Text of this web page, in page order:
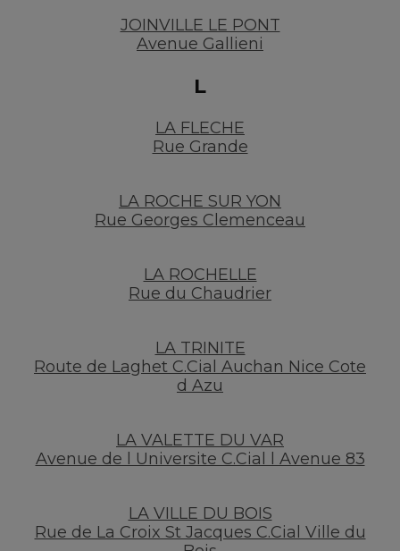
JOINVILLE LE PONT
Avenue Gallieni
L
LA FLECHE
Rue Grande
LA ROCHE SUR YON
Rue Georges Clemenceau
LA ROCHELLE
Rue du Chaudrier
LA TRINITE
Route de Laghet C.Cial Auchan Nice Cote
d Azu
LA VALETTE DU VAR
Avenue de l Universite C.Cial l Avenue 83
LA VILLE DU BOIS
Rue de La Croix St Jacques C.Cial Ville du